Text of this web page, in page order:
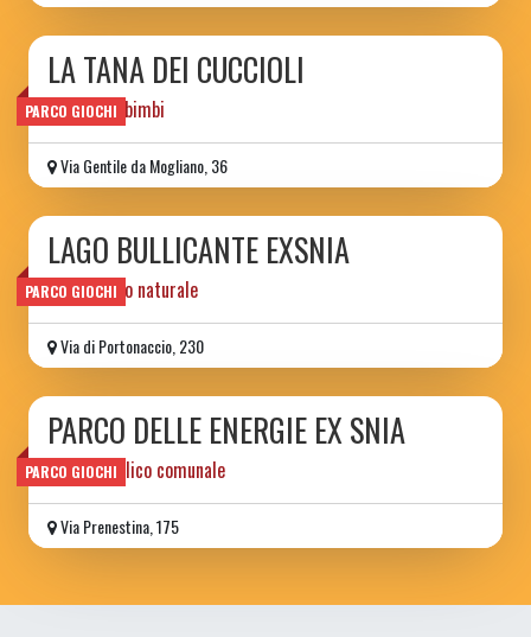
PARCO GIOCHI
LA TANA DEI CUCCIOLI
parchetto bimbi
Via Gentile da Mogliano, 36
PARCO GIOCHI
LAGO BULLICANTE EXSNIA
monumento naturale
Via di Portonaccio, 230
PARCO GIOCHI
PARCO DELLE ENERGIE EX SNIA
parco pubblico comunale
Via Prenestina, 175